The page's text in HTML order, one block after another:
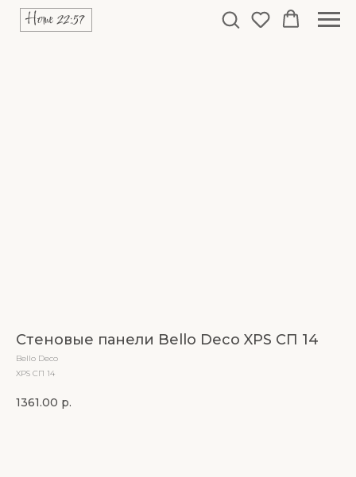
Стеновые панели Bello Deco XPS СП 14
Bello Deco
XPS СП 14
1361.00 р.